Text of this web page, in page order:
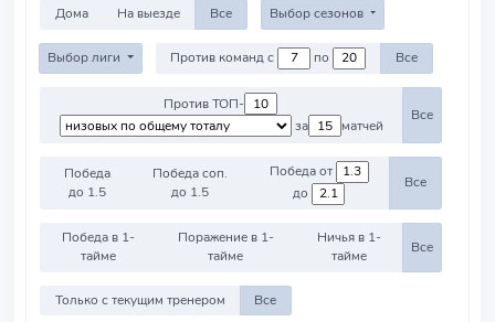
Дома На выезде Все Выбор сезонов
Выбор лиги Против команд с по Все
Против ТОП-
за
матчей
Все
Победа
до 1.5
Победа соп.
до 1.5
Победа от
до
Все
Победа в 1-
тайме
Поражение в 1-
тайме
Ничья в 1-
тайме
Все
Только с текущим тренером Все